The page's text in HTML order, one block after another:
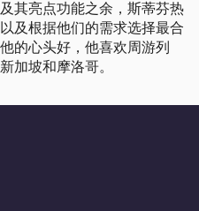
其亮点功能之余，斯蒂芬热
及根据他们的需求选择最合
的心头好，他喜欢周游列
加坡和摩洛哥。